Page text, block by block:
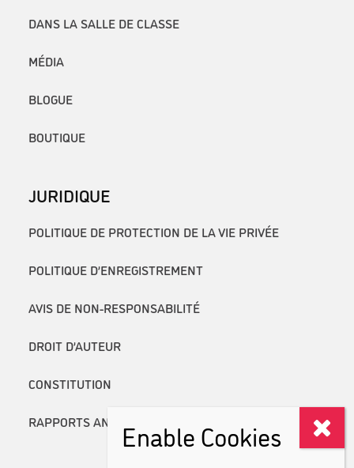
DANS LA SALLE DE CLASSE
MÉDIA
BLOGUE
BOUTIQUE
JURIDIQUE
POLITIQUE DE PROTECTION DE LA VIE PRIVÉE
POLITIQUE D’ENREGISTREMENT
AVIS DE NON-RESPONSABILITÉ
DROIT D’AUTEUR
CONSTITUTION
RAPPORTS ANNUELSEnable Cookies